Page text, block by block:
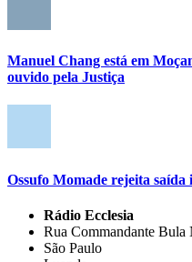
Manuel Chang está em
ouvido pela Justiça
Ossufo Momade rejeita
Rádio Ecclesia
Rua Commandante Bula
São Paulo